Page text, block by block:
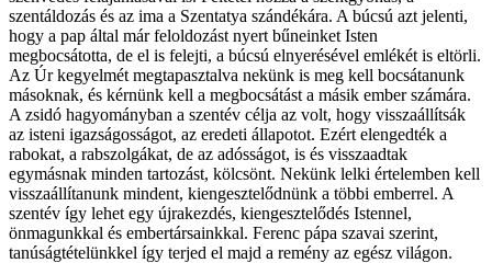
szentáldozás és az ima a Szentatya szándékára. A búcsú azt jelenti,
hogy a pap által már feloldozást nyert bűneinket Isten
megbocsátotta, de el is felejti, a búcsú elnyerésével emlékét is eltörli.
Az Úr kegyelmét megtapasztalva nekünk is meg kell bocsátanunk
másoknak, és kérnünk kell a megbocsátást a másik ember számára.
A zsidó hagyományban a szentév célja az volt, hogy visszaállítsák
az isteni igazságosságot, az eredeti állapotot. Ezért elengedték a
rabokat, a rabszolgákat, de az adósságot, is és visszaadtak
egymásnak minden tartozást, kölcsönt. Nekünk lelki értelemben kell
visszaállítanunk mindent, kiengesztelődnünk a többi emberrel. A
szentév így lehet egy újrakezdés, kiengesztelődés Istennel,
önmagunkkal és embertársainkkal. Ferenc pápa szavai szerint,
tanúságtételünkkel így terjed el majd a remény az egész világon.